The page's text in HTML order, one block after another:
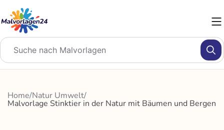
Inhalt
springen
Home/Natur Umwelt/
Malvorlage Stinktier in der Natur mit Bäumen und Bergen